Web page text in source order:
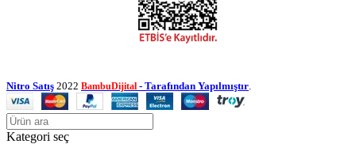
Nitro Satış 2022 BambuDijital - Tarafından Yapılmıştır
Kategori seç